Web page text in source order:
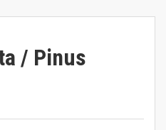
/ Pinus